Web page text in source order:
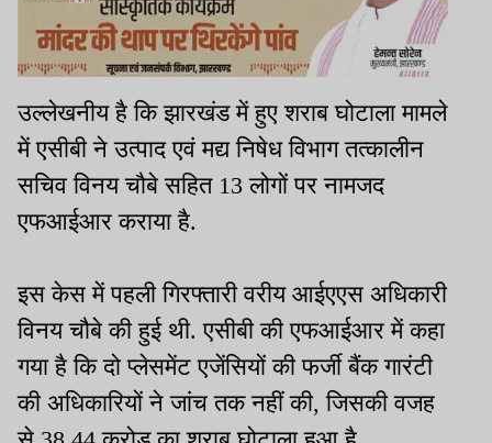
उल्लेखनीय है कि झारखंड में हुए शराब घोटाला मामले
में एसीबी ने उत्पाद एवं मद्य निषेध विभाग तत्कालीन
सचिव विनय चौबे सहित 13 लोगों पर नामजद
एफआईआर कराया है.
इस केस में पहली गिरफ्तारी वरीय आईएएस अधिकारी
विनय चौबे की हुई थी. एसीबी की एफआईआर में कहा
गया है कि दो प्लेसमेंट एजेंसियों की फर्जी बैंक गारंटी
की अधिकारियों ने जांच तक नहीं की, जिसकी वजह